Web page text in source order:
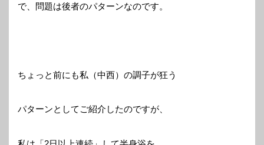
で、問題は後者のパターンなのです。
ちょっと前にも私（中西）の調子が狂う
パターンとしてご紹介したのですが、